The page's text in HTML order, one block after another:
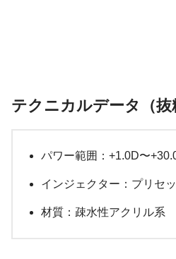
テクニカルデータ（抜
パワー範囲：+1.0D〜
インジェクター：プリセ
材質：疎水性アクリル系